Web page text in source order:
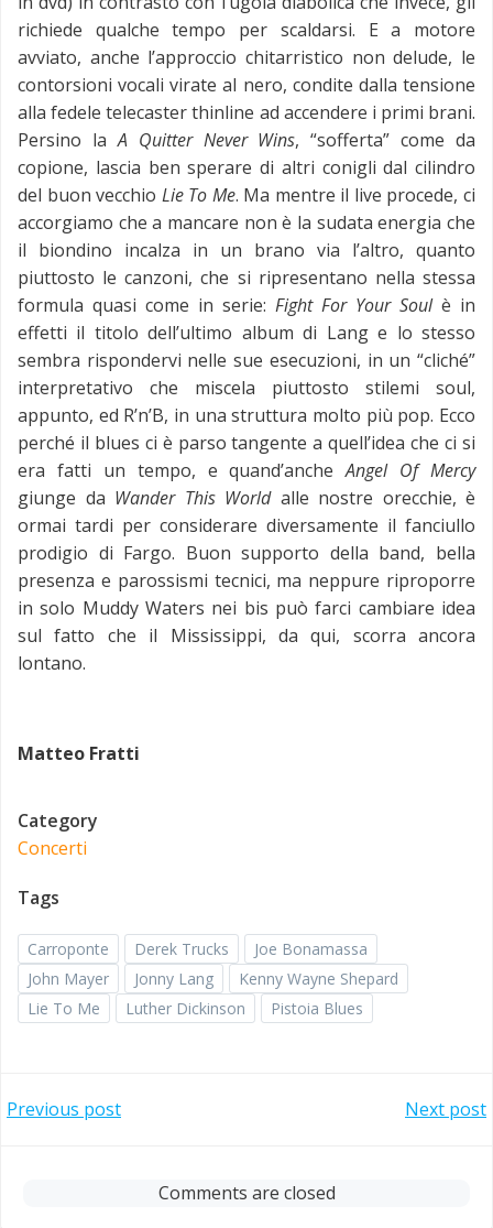
richiede qualche tempo per scaldarsi. E a motore
avviato, anche l’approccio chitarristico non delude, le
contorsioni vocali virate al nero, condite dalla tensione
alla fedele telecaster thinline ad accendere i primi brani.
Persino la A Quitter Never Wins, “sofferta” come da
copione, lascia ben sperare di altri conigli dal cilindro
del buon vecchio Lie To Me. Ma mentre il live procede, ci
accorgiamo che a mancare non è la sudata energia che
il biondino incalza in un brano via l’altro, quanto
piuttosto le canzoni, che si ripresentano nella stessa
formula quasi come in serie: Fight For Your Soul è in
effetti il titolo dell’ultimo album di Lang e lo stesso
sembra rispondervi nelle sue esecuzioni, in un “cliché”
interpretativo che miscela piuttosto stilemi soul,
appunto, ed R’n’B, in una struttura molto più pop. Ecco
perché il blues ci è parso tangente a quell’idea che ci si
era fatti un tempo, e quand’ancheAngel Of Mercy
giunge da Wander This Worldalle nostre orecchie, è
ormai tardi per considerare diversamente il fanciullo
prodigio di Fargo. Buon supporto della band, bella
presenza e parossismi tecnici, ma neppure riproporre
in solo Muddy Waters nei bis può farci cambiare idea
sul fatto che il Mississippi, da qui, scorra ancora
lontano.
Matteo Fratti
Category
Concerti
Tags
Carroponte Derek Trucks
Joe Bonamassa
John Mayer
Jonny Lang
Kenny Wayne Shepard
Lie To Me
Luther Dickinson Pistoia Blues
Post
navigation
Previous post
navigation
Next post
Comments are closed